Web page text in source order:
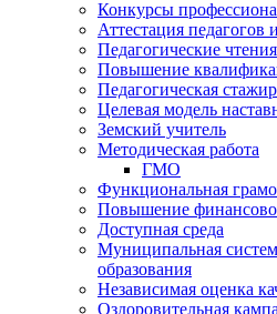
Конкурсы
Аттестация педагогов
Педагогические чтения
Повышение
Педагогическая
Целевая модель
Земский учитель
Методическая работа
ГМО
Функциональная
Повышение
Доступная среда
Муниципальная
образования
Независимая оценка
Оздоровительная